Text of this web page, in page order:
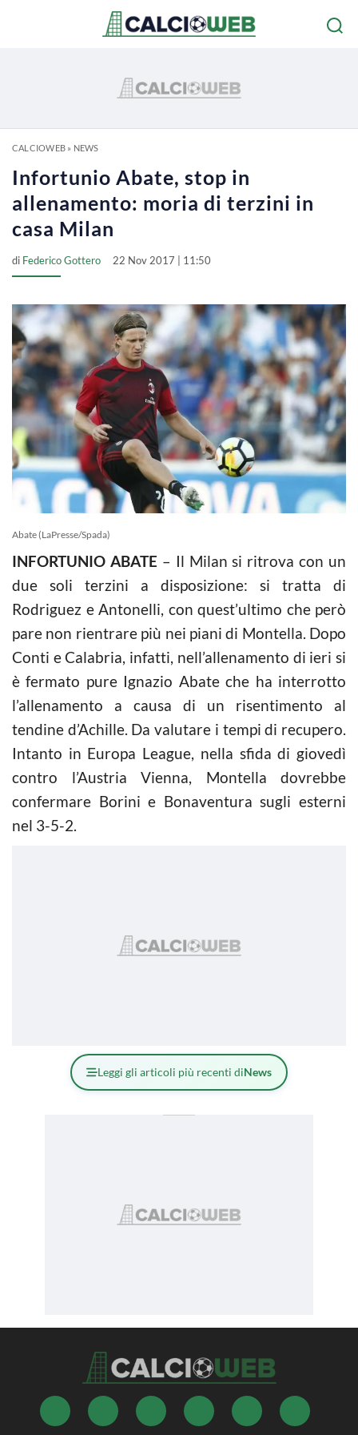
CALCIOWEB» NEWS
Infortunio Abate, stop in
allenamento: moria di terzini in
casa Milan
di Federico Gottero 22 Nov 2017 | 11:50
Abate (LaPresse/Spada)
INFORTUNIO ABATE – Il Milan si ritrova con un
due soli terzini a disposizione: si tratta di
Rodriguez e Antonelli, con quest’ultimo che però
pare non rientrare più nei piani di Montella. Dopo
Conti e Calabria, infatti, nell’allenamento di ieri si
è fermato pure Ignazio Abate che ha interrotto
l’allenamento a causa di un risentimento al
tendine d’Achille. Da valutare i tempi di recupero.
Intanto in Europa League, nella sfida di giovedì
contro l’Austria Vienna, Montella dovrebbe
confermare Borini e Bonaventura sugli esterni
nel 3-5-2.
Leggi gli articoli più recenti diNews